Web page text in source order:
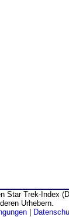
Star Trek-Index
Urhebern.